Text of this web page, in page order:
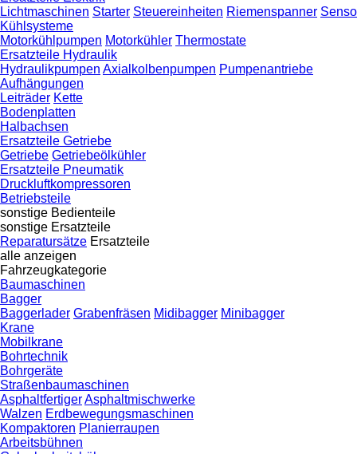
Lichtmaschinen Starter Steuereinheiten Riemenspanner
Kühlsysteme
Motorkühlpumpen Motorkühler Thermostate
Ersatzteile Hydraulik
Hydraulikpumpen Axialkolbenpumpen Pumpenantriebe
Aufhängungen
Leiträder Kette
Bodenplatten
Halbachsen
Ersatzteile Getriebe
Getriebe Getriebeölkühler
Ersatzteile Pneumatik
Druckluftkompressoren
Betriebsteile
sonstige Bedienteile
sonstige Ersatzteile
Reparatursätze Ersatzteile
alle anzeigen
Fahrzeugkategorie
Baumaschinen
Bagger
Baggerlader Grabenfräsen Midibagger Minibagger
Krane
Mobilkrane
Bohrtechnik
Bohrgeräte
Straßenbaumaschinen
AsphaltfertigerAsphaltmischwerke
Walzen Erdbewegungsmaschinen
Kompaktoren Planierraupen
Arbeitsbühnen